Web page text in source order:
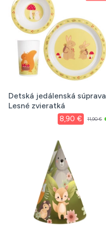
Detská jedálenská súprava
Lesné zvieratká
8,90 € 11,90 €